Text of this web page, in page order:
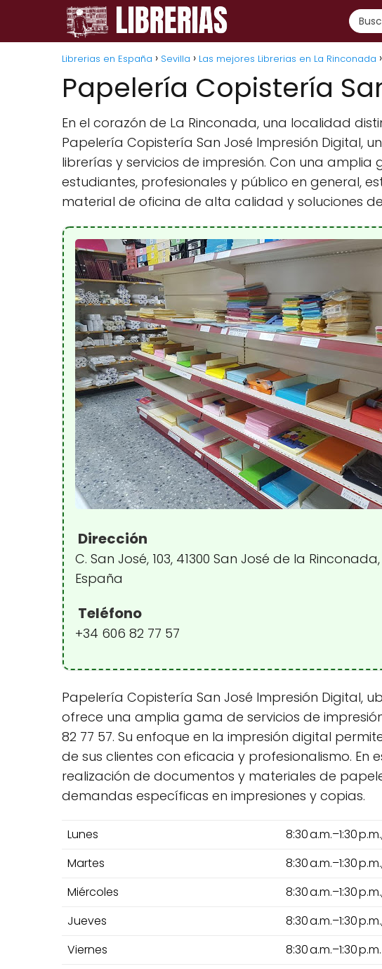
Librerias en España Sevilla Las mejores Librerias en La Rinconada
Papelería Copistería
En el corazón de La Rinconada, una localidad
Papelería Copistería San José Impresión Digital,
librerías y servicios de impresión. Con una
estudiantes, profesionales y público en general,
material de oficina de alta calidad y soluciones
Dirección
C. San José, 103, 41300 San José de la
España
Teléfono
+34 606 82 77 57
Papelería Copistería San José Impresión Digital,
ofrece una amplia gama de servicios de
82 77 57. Su enfoque en la impresión digital
de sus clientes con eficacia y profesionalismo.
realización de documentos y materiales de
demandas específicas en impresiones y copias.
Lunes
8:30 a.m.–1:30
Martes
8:30 a.m.–1:30
Miércoles
8:30 a.m.–1:30
Jueves
8:30 a.m.–1:30
Viernes
8:30 a.m.–1:30 p.m.